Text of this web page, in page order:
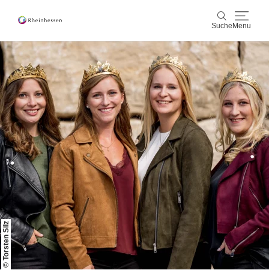
Suche Menu
Suche
Wein & Genuss
Aktiv & Natur
Kultur & Städte
Veranstaltungen
Buchung & Service
ShopRheinhessen-Blog Karte
© Torsten Silz